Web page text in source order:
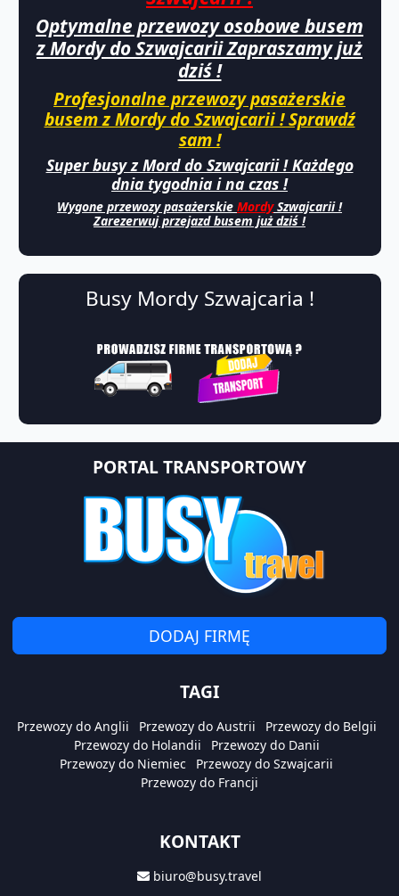
Optymalne przewozy osobowe busem
z Mordy do Szwajcarii Zapraszamy już
dziś !
Profesjonalne przewozy pasażerskie
busem z Mordy do Szwajcarii ! Sprawdź
sam !
Super busy z Mord do Szwajcarii ! Każdego
dnia tygodnia i na czas !
Wygone przewozy pasażerskie MordySzwajcarii !
Zarezerwuj przejazd busem już dziś !
Busy Mordy Szwajcaria !
PORTAL TRANSPORTOWY
DODAJ FIRMĘ
TAGI
Przewozy do Anglii Przewozy do Austrii
Przewozy do Belgii
Przewozy do Holandii
Przewozy do Danii
Przewozy do Niemiec
Przewozy do Szwajcarii
Przewozy do Francji
KONTAKT
biuro@busy.travel